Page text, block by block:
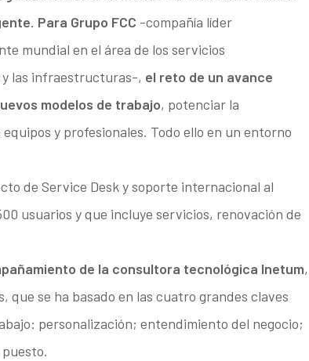
. Para Grupo FCC -compañía líder
mundial en el área de los servicios
y las infraestructuras-, el reto de un avance
modelos de trabajo, potenciar la
y profesionales. Todo ello en un entorno
de Service Desk y soporte internacional al
usuarios y que incluye servicios, renovación de
de la consultora tecnológica Inetum,
que se ha basado en las cuatro grandes claves
personalización; entendimiento del negocio;